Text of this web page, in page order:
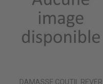
DAMASSE COUTIL REVER